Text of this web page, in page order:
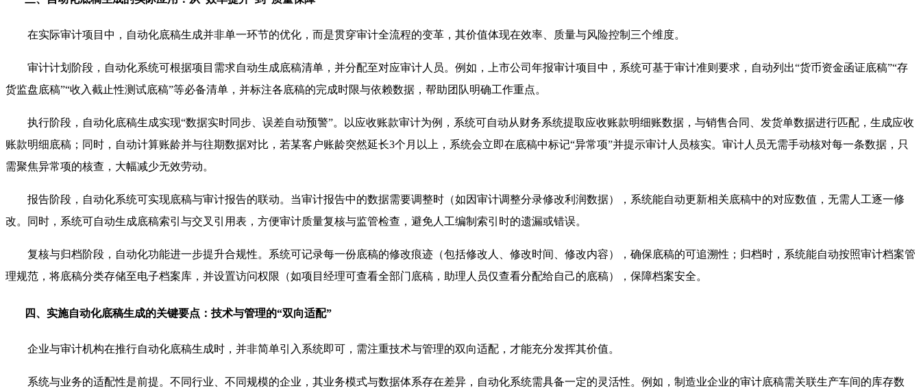
在实际审计项目中，自动化底稿生成并非单一环节的优化，而是贯穿审计全流程的变革，其价值体现在效率、质量与风险控制三个维度。
审计计划阶段，自动化系统可根据项目需求自动生成底稿清单，并分配至对应审计人员。例如，上市公司年报审计项目中，系统可基于审计准则要求，自动列出“货币资金函证底稿”“存
货监盘底稿”“收入截止性测试底稿”等必备清单，并标注各底稿的完成时限与依赖数据，帮助团队明确工作重点。
执行阶段，自动化底稿生成实现“数据实时同步、误差自动预警”。以应收账款审计为例，系统可自动从财务系统提取应收账款明细账数据，与销售合同、发货单数据进行匹配，生成应收
账款明细底稿；同时，自动计算账龄并与往期数据对比，若某客户账龄突然延长3个月以上，系统会立即在底稿中标记“异常项”并提示审计人员核实。审计人员无需手动核对每一条数据，只
需聚焦异常项的核查，大幅减少无效劳动。
报告阶段，自动化系统可实现底稿与审计报告的联动。当审计报告中的数据需要调整时（如因审计调整分录修改利润数据），系统能自动更新相关底稿中的对应数值，无需人工逐一修
改。同时，系统可自动生成底稿索引与交叉引用表，方便审计质量复核与监管检查，避免人工编制索引时的遗漏或错误。
复核与归档阶段，自动化功能进一步提升合规性。系统可记录每一份底稿的修改痕迹（包括修改人、修改时间、修改内容），确保底稿的可追溯性；归档时，系统能自动按照审计档案管
理规范，将底稿分类存储至电子档案库，并设置访问权限（如项目经理可查看全部门底稿，助理人员仅查看分配给自己的底稿），保障档案安全。
四、实施自动化底稿生成的关键要点：技术与管理的“双向适配”
企业与审计机构在推行自动化底稿生成时，并非简单引入系统即可，需注重技术与管理的双向适配，才能充分发挥其价值。
系统与业务的适配性是前提。不同行业、不同规模的企业，其业务模式与数据体系存在差异，自动化系统需具备一定的灵活性。例如，制造业企业的审计底稿需关联生产车间的库存数